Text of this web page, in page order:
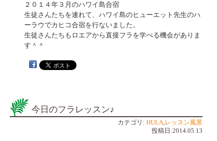
２０１４年３月のハワイ島合宿
生徒さんたちを連れて、ハワイ島のヒューエット先生のハ
ーラウでカヒコ合宿を行ないました。
生徒さんたちもロエアから直接フラを学べる機会がありま
す＾＾
今日のフラレッスン♪
カテゴリ: HULA,レッスン風景
投稿日:2014.05.13